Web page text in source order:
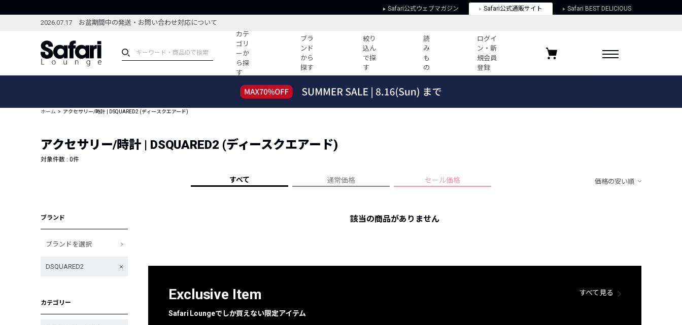
Safari公式ウェブマガジン Safari公式通販サイト Safari BEST DELICIOUS
2026.07.17 お盆期間中の発送・お問い合わせ対応について
カテ
ゴリ
ーか
ら探
す
ブラ
ンド
から
探す
絞り
込ん
で探
す
読
み
も
の
ログイ
ン・新
規会員
登録
ブランドから探す
新着アイテム
編集部のおすすめアイテム
特集記事
コーディネート
すべての記事
ーデ紹介
HOTなコーデ TOP20
人気記事ランキング
フォーカスブランド
プライバシーポリシー
お気に入りブランド
ホーム アクセサリー/時計 | DSQUARED2 (ディースクエアード)
アクセサリー/時計 | DSQUARED2 (ディースクエアード)
対象件数 : 0件
すべて 通常価格 セール価格 価格の安い順
ブランド
ブランドを選択
DSQUARED2
カテゴリー
該当の商品がありません
Exclusive Item
Safari Loungeでしか買えない限定アイテム
すべて見る